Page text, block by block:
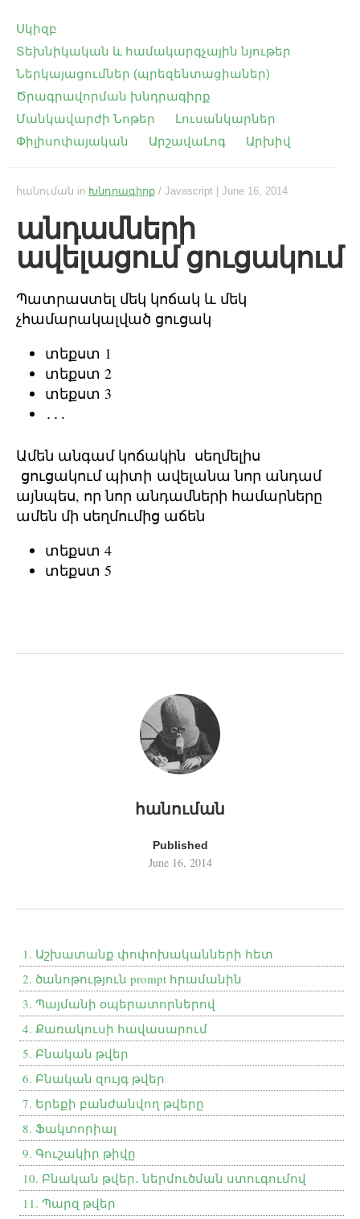
Սկիզբ
Տեխնիկական և համակարգչային նյութեր
Ներկայացումներ (պրեզենտացիաներ)
Ծրագրավորման խնդրագիրք
Մանկավարժի Նոթեր
Լուսանկարներ
Փիլիսոփայական
ԱրշավաԼոգ Արխիվ
հանուման in Խնդրագիրք / Javascript June 16, 2014
անդամների
ավելացում ցուցակում
Պատրաստել մեկ կոճակ և մեկ
չհամարակալված ցուցակ
տեքստ 1
տեքստ 2
տեքստ 3
․․․
Ամեն անգամ կոճակին սեղմելիս
ցուցակում պիտի ավելանա նոր անդամ
այնպես, որ նոր անդամների համարները
ամեն մի սեղմումից աճեն
տեքստ 4
տեքստ 5
հանուման
Published
June 16, 2014
1. Աշխատանք փոփոխականների հետ
2. ծանոթություն prompt հրամանին
3. Պայմանի օպերատորներով
4. Քառակուսի հավասարում
5. Բնական թվեր
6. Բնական զույգ թվեր
7. Երեքի բանժանվող թվերը
8. Ֆակտորիալ
9. Գուշակիր թիվը
10. Բնական թվեր․ ներմուծման ստուգումով
11. Պարզ թվեր